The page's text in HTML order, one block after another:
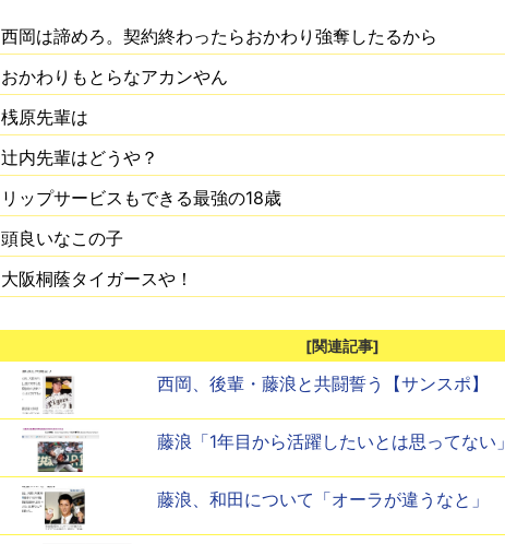
西岡は諦めろ。契約終わったらおかわり強奪したるから
おかわりもとらなアカンやん
桟原先輩は
辻内先輩はどうや？
リップサービスもできる最強の18歳
頭良いなこの子
大阪桐蔭タイガースや！
[関連記事]
西岡、後輩・藤浪と共闘誓う【サンスポ】
藤浪「1年目から活躍したいとは思ってない」
藤浪、和田について「オーラが違うなと」